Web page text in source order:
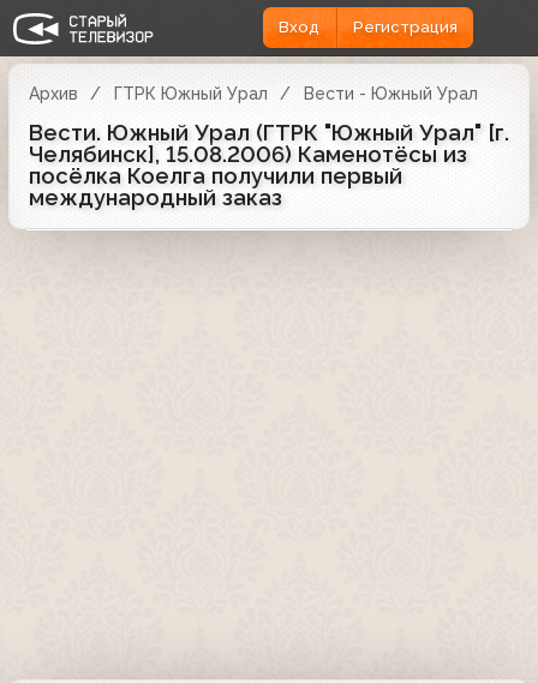
Вход Регистрация
Архив ГТРК Южный Урал Вести - Южный Урал
Вести. Южный Урал (ГТРК "Южный Урал" [г.
Челябинск], 15.08.2006) Каменотёсы из
посёлка Коелга получили первый
международный заказ